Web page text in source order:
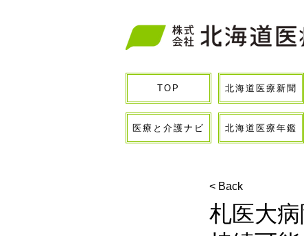
TOP 北海道医療新聞
医療と介護ナビ 北海道医療年鑑
< Back
札医大